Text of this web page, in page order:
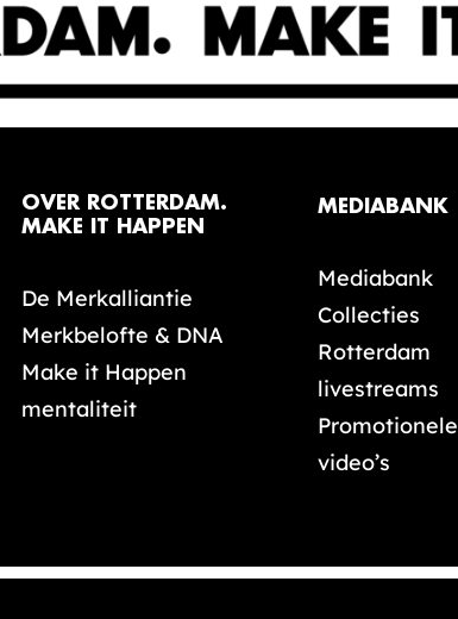
OVER ROTTERDAM.
MAKE IT HAPPEN
De Merkalliantie
Merkbelofte & DNA
Make it Happen
mentaliteit
MEDIABANK
Mediabank
Collecties
Rotterdam
livestreams
Promotionele
video’s